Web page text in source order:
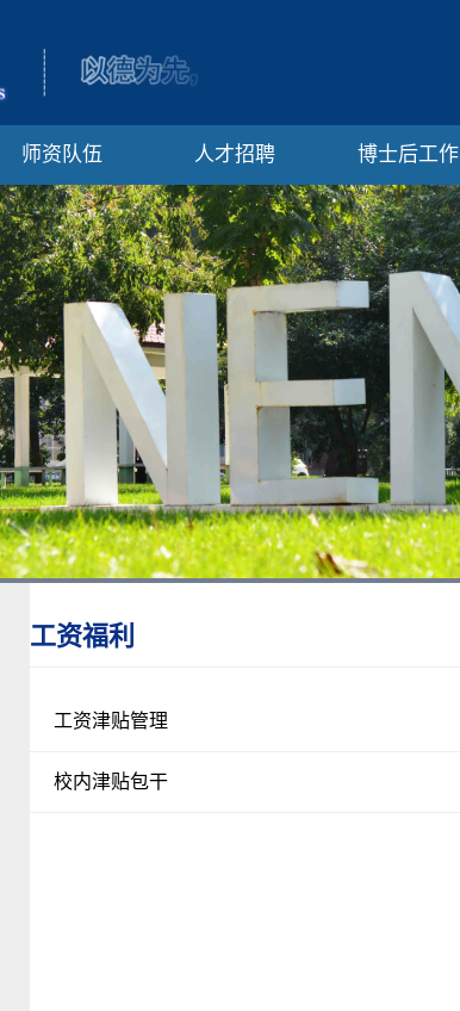
师资队伍 人才招聘 博士后工作
工资福利
工资津贴管理
校内津贴包干